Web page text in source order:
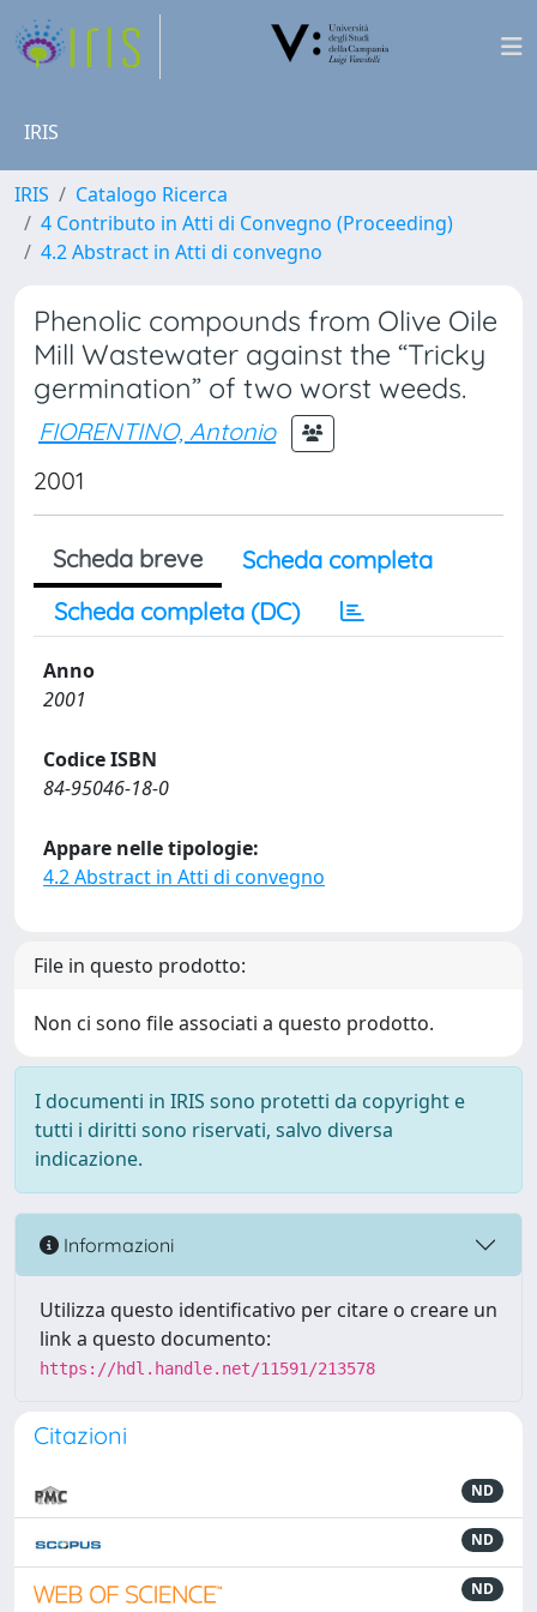
IRIS
IRIS
Catalogo Ricerca
4 Contributo in Atti di Convegno (Proceeding)
4.2 Abstract in Atti di convegno
Phenolic compounds from Olive Oile
Mill Wastewater against the “Tricky
germination” of two worst weeds.
FIORENTINO, Antonio
2001
Scheda breve
Scheda completa
Scheda completa (DC)
Anno
2001
Codice ISBN
84-95046-18-0
Appare nelle tipologie:
4.2 Abstract in Atti di convegno
File in questo prodotto:
Non ci sono file associati a questo prodotto.
I documenti in IRIS sono protetti da copyright e
tutti i diritti sono riservati, salvo diversa
indicazione.
Informazioni
Utilizza questo identificativo per citare o creare un
link a questo documento:
https://hdl.handle.net/11591/213578
Citazioni
ND
ND
ND